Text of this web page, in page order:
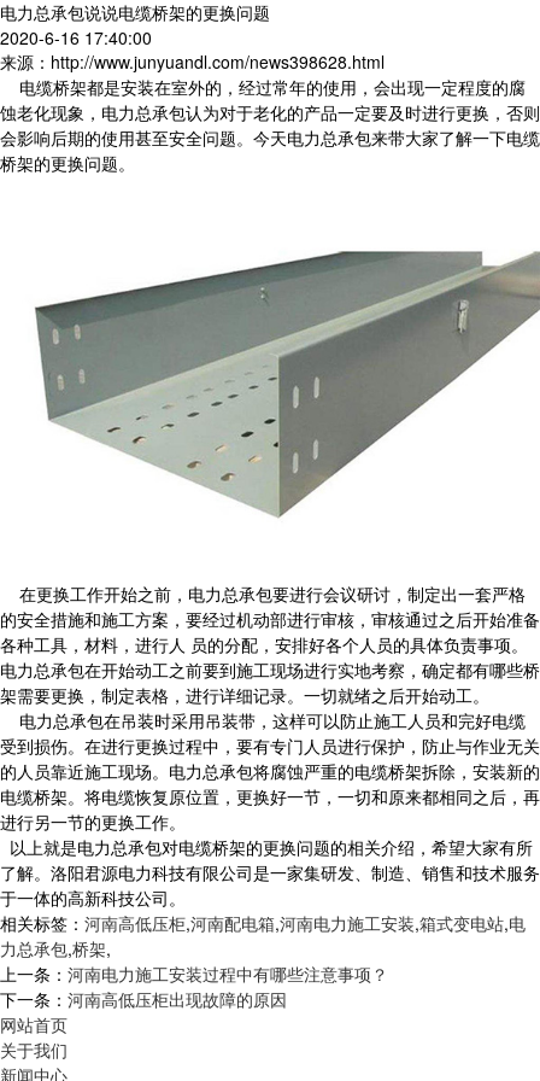
电力总承包说说电缆桥架的更换问题
2020-6-16 17:40:00
来源：http://www.junyuandl.com/news398628.html
电缆桥架都是安装在室外的，经过常年的使用，会出现一定程度的腐
蚀老化现象，电力总承包认为对于老化的产品一定要及时进行更换，否则
会影响后期的使用甚至安全问题。今天电力总承包来带大家了解一下电缆
桥架的更换问题。
在更换工作开始之前，电力总承包要进行会议研讨，制定出一套严格
的安全措施和施工方案，要经过机动部进行审核，审核通过之后开始准备
各种工具，材料，进行人 员的分配，安排好各个人员的具体负责事项。
电力总承包在开始动工之前要到施工现场进行实地考察，确定都有哪些桥
架需要更换，制定表格，进行详细记录。一切就绪之后开始动工。
电力总承包在吊装时采用吊装带，这样可以防止施工人员和完好电缆
受到损伤。在进行更换过程中，要有专门人员进行保护，防止与作业无关
的人员靠近施工现场。电力总承包将腐蚀严重的电缆桥架拆除，安装新的
电缆桥架。将电缆恢复原位置，更换好一节，一切和原来都相同之后，再
进行另一节的更换工作。
以上就是电力总承包对电缆桥架的更换问题的相关介绍，希望大家有所
了解。洛阳君源电力科技有限公司是一家集研发、制造、销售和技术服务
于一体的高新科技公司。
相关标签： 河南高低压柜,河南配电箱,河南电力施工安装,箱式变电站,电
力总承包,桥架,
上一条： 河南电力施工安装过程中有哪些注意事项？
下一条： 河南高低压柜出现故障的原因
网站首页
关于我们
新闻中心